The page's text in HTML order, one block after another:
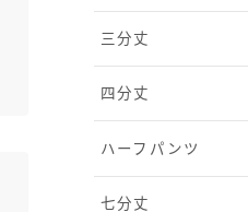
三分丈
四分丈
ハーフパンツ
七分丈